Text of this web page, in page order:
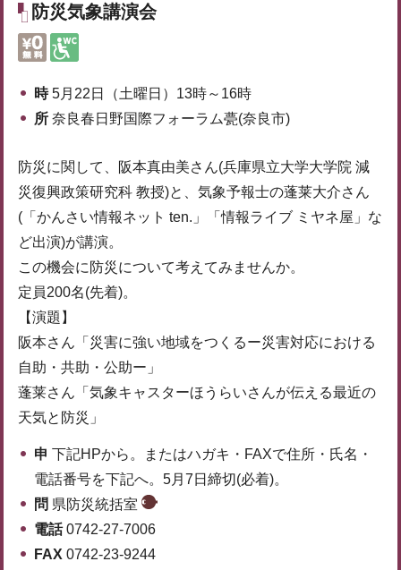
防災気象講演会
時5月22日（土曜日）13時～16時
所 奈良春日野国際フォーラム甍(奈良市)
防災に関して、阪本真由美さん(兵庫県立大学大学院 減
災復興政策研究科 教授)と、気象予報士の蓬莱大介さん
(「かんさい情報ネット ten.」「情報ライブ ミヤネ屋」な
ど出演)が講演。
この機会に防災について考えてみませんか。
定員200名(先着)。
【演題】
阪本さん「災害に強い地域をつくるー災害対応における
自助・共助・公助ー」
蓬莱さん「気象キャスターほうらいさんが伝える最近の
天気と防災」
申 下記HPから。またはハガキ・FAXで住所・氏名・
電話番号を下記へ。5月7日締切(必着)。
問 県防災統括室
電話0742-27-7006
FAX 0742-23-9244